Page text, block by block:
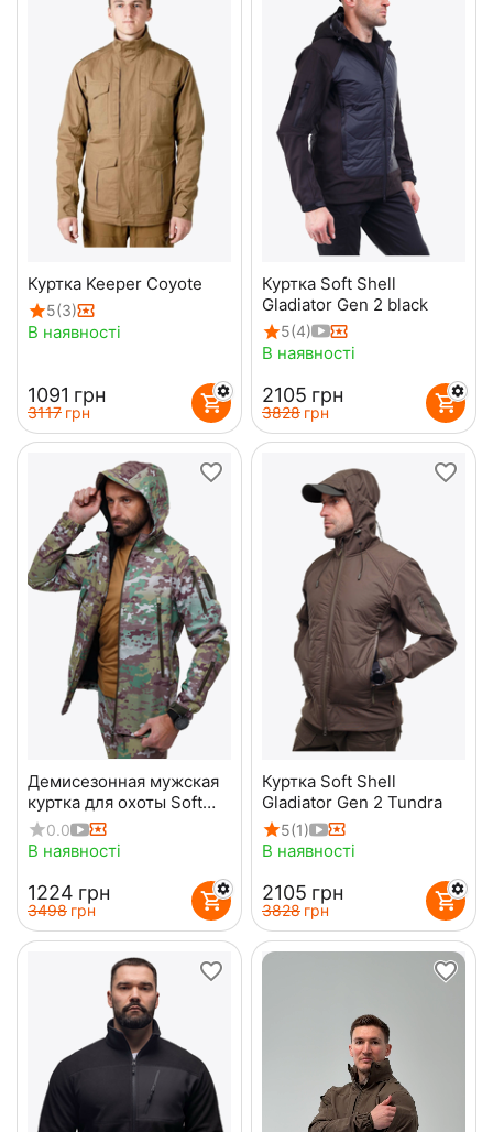
Куртка Keeper Coyote
5(3)
В наявності
‍1091‍ грн
‍3117‍ грн
Куртка Soft Shell
Gladiator Gen 2 black
5(4)
В наявності
‍2105‍ грн
‍3828‍ грн
Демисезонная мужская
куртка для охоты Soft
Shell Spartan Util Cam
0.0
В наявності
‍1224‍ грн
‍3498‍ грн
Куртка Soft Shell
Gladiator Gen 2 Tundra
5(1)
В наявності
‍2105‍ грн
‍3828‍ грн